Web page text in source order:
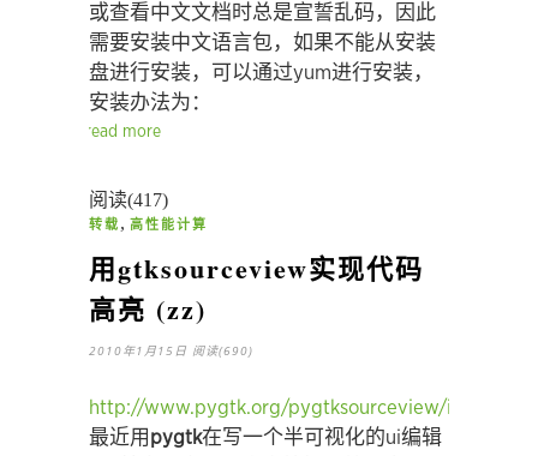
或查看中文文档时总是宣誓乱码，因此
需要安装中文语言包，如果不能从安装
盘进行安装，可以通过yum进行安装，
安装办法为：
read more
阅读(417)
转载 , 高性能计算
用gtksourceview实现代码
高亮 (zz)
2010年1月15日 阅读(690)
http://www.pygtk.org/pygtksourceview/index.html
最近用 pygtk在写一个半可视化的ui编辑